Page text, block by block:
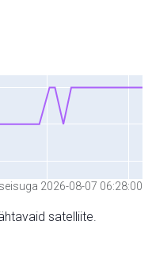
2026-08-07 06:28:00
satelliite.